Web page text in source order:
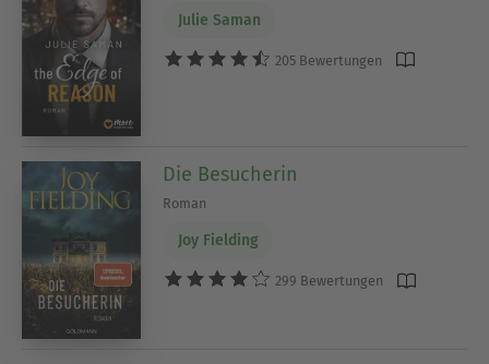
Julie Saman
205 Bewertungen
Die Besucherin
Roman
Joy Fielding
299 Bewertungen